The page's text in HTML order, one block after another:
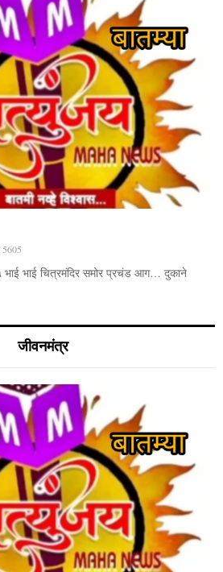
5605
भाई चित्रमंदिर समोर प्रचंड आग… दुकाने
जीवनमंत्र